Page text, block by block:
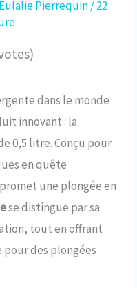
Eulalie Pierrequin/22
dans le monde
innovant : la
0,5 litre. Conçu pour
en quête
une plongée en
se distingue par sa
tout en offrant
pour des plongées